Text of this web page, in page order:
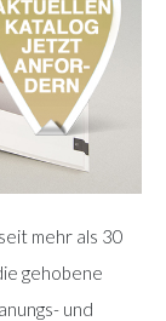
mehr als 30
gehobene
und